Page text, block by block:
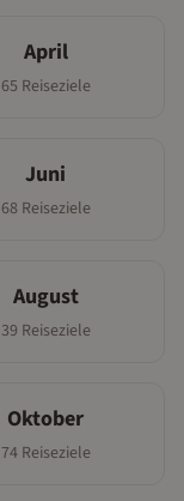
April
65 Reiseziele
Juni
68 Reiseziele
August
39 Reiseziele
Oktober
74 Reiseziele